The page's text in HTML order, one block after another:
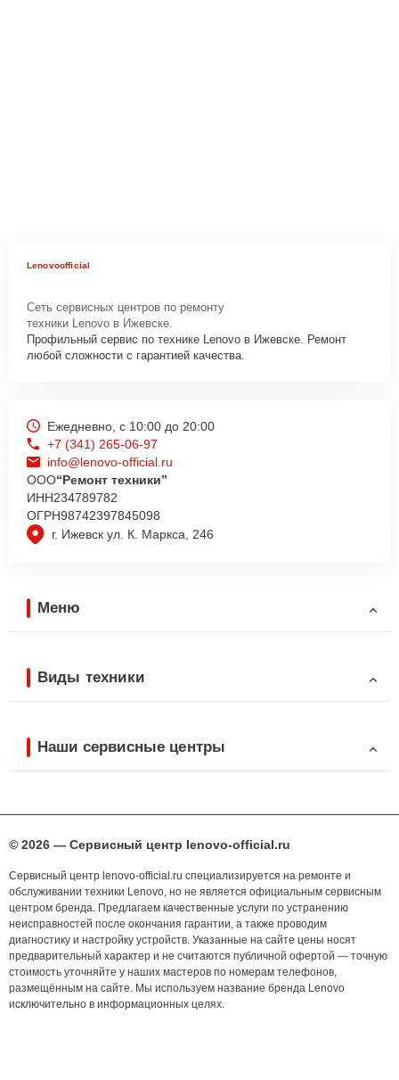
Lenovoofficial
Сеть сервисных центров по ремонту
техники Lenovo в Ижевске.
Профильный сервис по технике Lenovo в Ижевске. Ремонт
любой сложности с гарантией качества.
г. Ижевск ул. К. Маркса, 246
Ежедневно, с 10:00 до 20:00
+7 (341) 265-06-97
info@lenovo-official.ru
ООО“Ремонт техники”
ИНН234789782
ОГРН98742397845098
Меню
Виды техники
Наши сервисные центры
© 2026 — Сервисный центр lenovo-official.ru
Сервисный центр lenovo-official.ru специализируется на ремонте и
обслуживании техники Lenovo, но не является официальным сервисным
центром бренда. Предлагаем качественные услуги по устранению
неисправностей после окончания гарантии, а также проводим
диагностику и настройку устройств. Указанные на сайте цены носят
предварительный характер и не считаются публичной офертой — точную
стоимость уточняйте у наших мастеров по номерам телефонов,
размещённым на сайте. Мы используем название бренда Lenovo
исключительно в информационных целях.